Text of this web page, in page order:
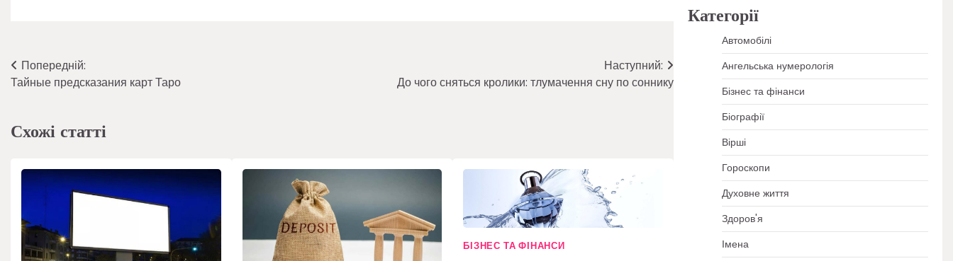
Навігація
записів
Попередній:
Тайные предсказания карт Таро
Наступний:
До чого сняться кролики: тлумачення сну по соннику
Схожі статті
БІЗНЕС ТА ФІНАНСИ
Категорії
Автомобілі
Ангельська нумерологія
Бізнес та фінанси
Біографії
Вірші
Гороскопи
Духовне життя
Здоров'я
Імена